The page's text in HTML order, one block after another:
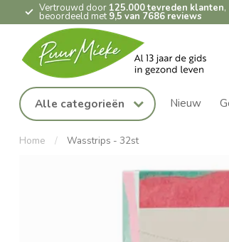
Vertrouwd door 125.000 tevreden klanten,
beoordeeld met 9,5 van 7686 reviews
Alle categorieën Nieuw
Home / Wasstrips - 32st